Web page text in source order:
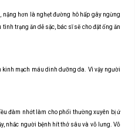
hơn là nghẹt đường hô hấp gây ngừng
trạng ăn dễ sặc, bác sĩ sẽ cho đặt ống ăn
kinh mạch máu dinh dưỡng da. Vì vậy người
đàm nhớt làm cho phổi thường xuyên bị ứ
nhắc người bệnh hít thở sâu và vỗ lưng. Vỗ